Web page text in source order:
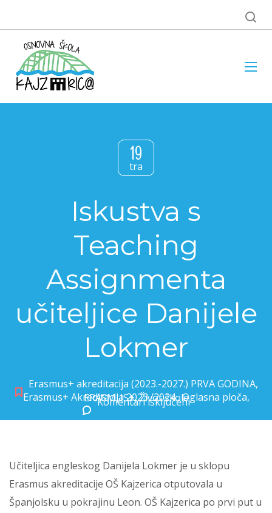
19
tra
Iskustva s
Teaching
Assignmenta
učiteljice Danijele
Lokmer
Erasmus+ akreditacija (2023.-2027.) PRVA GODINA,
Erasmus+ Akreditacija 2023./2024.,Oglasna ploča,
ERASMUS+,Život škole
Komentari isključeniza Iskustva s Teaching Assignmenta učiteljice Danijele Lokmer
Učiteljica engleskog Danijela Lokmer je u sklopu
Erasmus akreditacije OŠ Kajzerica otputovala u
Španjolsku u pokrajinu Leon. OŠ Kajzerica po prvi put u